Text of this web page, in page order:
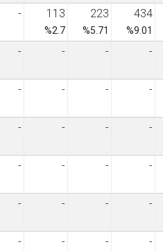
- 113
%2.7
223
%5.71
434
%9.01
- - - -
- - - -
- - - -
- - - -
- - - -
- - - -